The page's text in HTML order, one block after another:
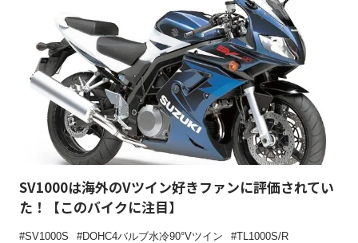
SV1000は海外のVツイン好きファンに評価されてい
た！【このバイクに注目】
SV1000S DOHC4バルブ水冷90°Vツイン
TL1000S/R